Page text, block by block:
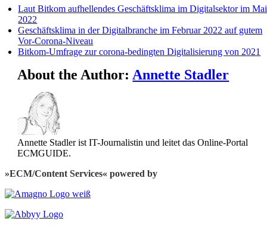
Laut Bitkom aufhellendes Geschäftsklima im Digitalsektor im Mai
2022
Geschäftsklima in der Digitalbranche im Februar 2022 auf gutem
Vor-Corona-Niveau
Bitkom-Umfrage zur corona-bedingten Digitalisierung von 2021
About the Author: Annette Stadler
Annette Stadler ist IT-Journalistin und leitet das Online-Portal
ECMGUIDE.
»ECM/Content Services« powered by